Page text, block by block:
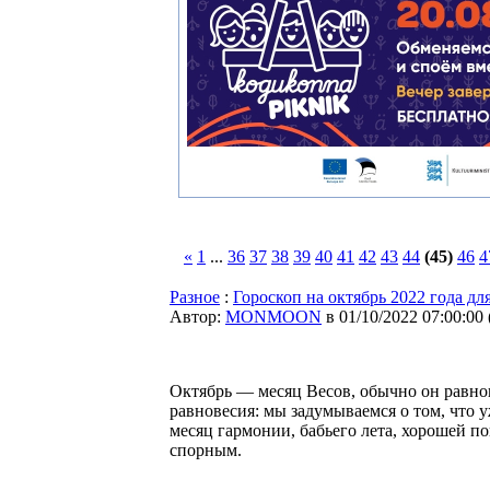
« 1 ... 36 37 38 39 40 41 42 43 44 (45) 46
Разное : Гороскоп на октябрь 2022 года
Автор: MONMOON в 01/10/2022 07:00:00
Октябрь — месяц Весов, обычно он
равновесия: мы задумываемся о том, что
месяц гармонии, бабьего лета, хорошей
спорным.